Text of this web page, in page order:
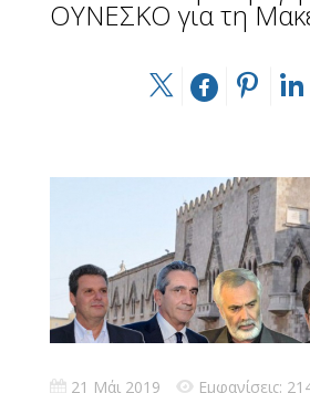
ΟΥΝΕΣΚΟ για τη
21 Μάι 2019 Εμφανίσεις: